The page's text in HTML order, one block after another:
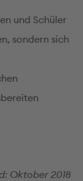
und Schüler
sondern sich
Oktober 2018